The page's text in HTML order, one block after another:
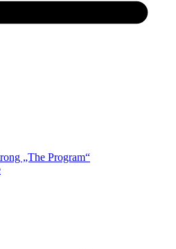
„The Program“